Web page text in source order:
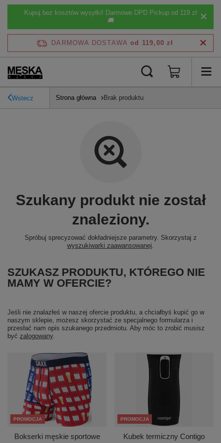
Kupuj bez kosztów wysyłki! Darmowe DPD Pickup od 119 zł
🚚
DARMOWA DOSTAWA od 119,00 zł
Wstecz Strona główna Brak produktu
Szukany produkt nie został
znaleziony.
Spróbuj sprecyzować dokładniejsze parametry. Skorzystaj z
wyszukiwarki zaawansowanej.
SZUKASZ PRODUKTU, KTÓREGO NIE
MAMY W OFERCIE?
Jeśli nie znalazłeś w naszej ofercie produktu, a chciałbyś kupić go w
naszym sklepie, możesz skorzystać ze specjalnego formularza i
przesłać nam opis szukanego przedmiotu. Aby móc to zrobić musisz
być zalogowany.
PROMOCJA
Bokserki męskie sportowe
PROMOCJA
Kubek termiczny Contigo